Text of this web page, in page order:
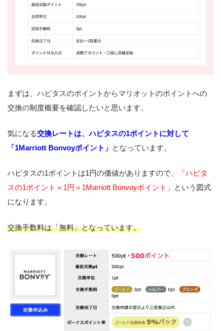
まずは、ハピタスのポイントからマリオットのポイントへの
交換の制度概要を確認したいと思います。
気になる交換レートは、ハピタスの1ポイントに対して
「1Marriott Bonvoyポイント」 となっています。
ハピタスの1ポイントは1円の価値がありますので、
「ハピタ
スの1ポイント＝1円＝1Marriott Bonvoyポイント」
という図式
になります。
交換手数料は「無料」となっています。